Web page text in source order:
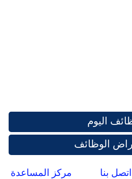
اليوم
الوظائف
اتصل بنا مركز المساعدة